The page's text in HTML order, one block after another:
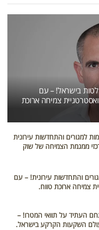
בישראל! – עם
צמיחה ארוכת
למגורים והתחדשות עירונית
ממגמת הצמיחה של שוק
והתחדשות עירונית! – עם
צמיחה ארוכת טווח.
העתיד על תוואי המטרו! –
השקעות הקרקע בישראל.